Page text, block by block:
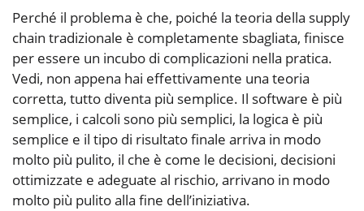
Perché il problema è che, poiché la teoria della supply
chain tradizionale è completamente sbagliata, finisce
per essere un incubo di complicazioni nella pratica.
Vedi, non appena hai effettivamente una teoria
corretta, tutto diventa più semplice. Il software è più
semplice, i calcoli sono più semplici, la logica è più
semplice e il tipo di risultato finale arriva in modo
molto più pulito, il che è come le decisioni, decisioni
ottimizzate e adeguate al rischio, arrivano in modo
molto più pulito alla fine dell’iniziativa.